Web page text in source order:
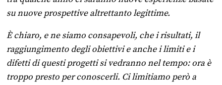
su nuove prospettive altrettanto legittime.
È chiaro, e ne siamo consapevoli, che i risultati, il
raggiungimento degli obiettivi e anche i limiti e i
difetti di questi progetti si vedranno nel tempo: ora è
troppo presto per conoscerli. Ci limitiamo però a